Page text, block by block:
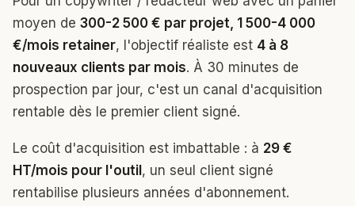
moyen de 300-2 500 € par projet, 1 500-4 000
€/mois retainer, l'objectif réaliste est 4 à 8
nouveaux clients par mois. À 30 minutes de
prospection par jour, c'est un canal d'acquisition
rentable dès le premier client signé.
Le coût d'acquisition est imbattable : à 29 €
HT/mois pour l'outil , un seul client signé
rentabilise plusieurs années d'abonnement.